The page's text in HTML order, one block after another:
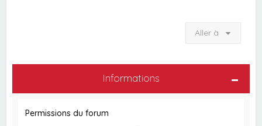
Aller à
Informations
Permissions du forum